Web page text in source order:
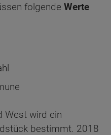
folgende Werte
West wird ein
bestimmt. 2018